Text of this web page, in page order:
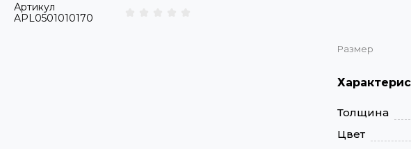
Артикул
APL0501010170
Размер
Толщина
Цвет